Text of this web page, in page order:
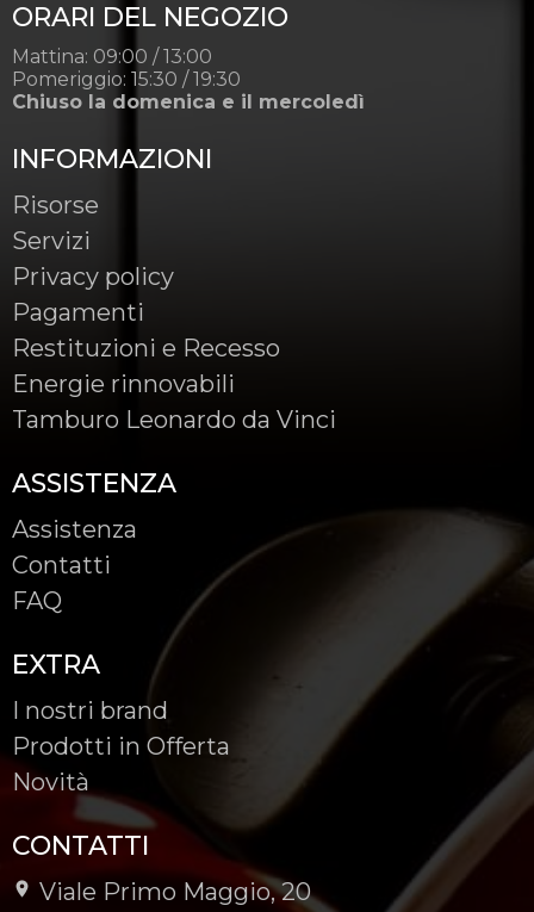
ORARI DEL NEGOZIO
Mattina: 09:00 / 13:00
Pomeriggio: 15:30 / 19:30
Chiuso la domenica e il mercoledì
INFORMAZIONI
Risorse
Servizi
Privacy policy
Pagamenti
Restituzioni e Recesso
Energie rinnovabili
Tamburo Leonardo da Vinci
ASSISTENZA
Assistenza
Contatti
FAQ
EXTRA
I nostri brand
Prodotti in Offerta
Novità
CONTATTI
Viale Primo Maggio, 20